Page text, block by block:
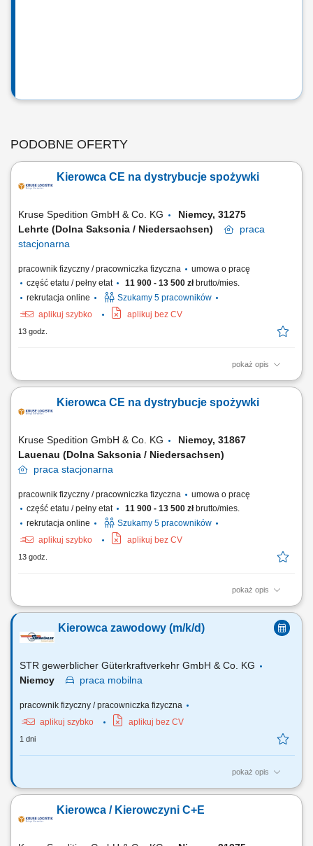
PODOBNE OFERTY
Kierowca CE na dystrybucje spożywki
Kruse Spedition GmbH & Co. KG
Niemcy, 31275
Lehrte (Dolna Saksonia / Niedersachsen)
praca
stacjonarna
pracownik fizyczny / pracowniczka fizyczna
umowa o pracę
część etatu / pełny etat
11 900 - 13 500 złbrutto/mies.
rekrutacja online
Szukamy 5 pracowników
aplikuj szybko
aplikuj bez CV
13 godz.
pokaż opis
KOGO POSZUKUJEMY? Kierowcy z mocnymi podstawami języka
świadectwo kwalifikacji zawodowej kierowcy (kod 95) na dystrybucje
żywności w systemie zmianowym w 31275 Lehrte / Niemcy w systemie
Kierowca CE na dystrybucje spożywki
Kruse Spedition GmbH & Co. KG
Niemcy, 31867
Lauenau (Dolna Saksonia / Niedersachsen)
praca stacjonarna
pracownik fizyczny / pracowniczka fizyczna
umowa o pracę
część etatu / pełny etat
11 900 - 13 500 złbrutto/mies.
rekrutacja online
Szukamy 5 pracowników
aplikuj szybko
aplikuj bez CV
13 godz.
pokaż opis
KOGO POSZUKUJEMY? Kierowcy z mocnymi podstawami języka
świadectwo kwalifikacji zawodowej kierowcy (kod 95) na dystrybucje
żywności w systemie zmianowym w 31275 Lehrte / Niemcy w systemie
Kierowca zawodowy (m/k/d)
STR gewerblicher Güterkraftverkehr GmbH & Co. KG
Niemcy
praca mobilna
pracownik fizyczny / pracowniczka fizyczna
aplikuj szybko
aplikuj bez CV
1 dni
pokaż opis
Twoje obowiązki Przeprowadzanie załadunku i rozładunku;
(silos/cysterna) Utrzymanie pojazdu wewnątrz i na zewnątrz;
Kierowca / Kierowczyni C+E